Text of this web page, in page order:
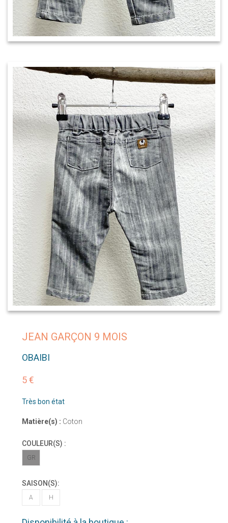
JEAN GARÇON 9 MOIS
OBAIBI
5 €
Très bon état
Matière(s) : Coton
COULEUR(S) :
GR
SAISON(S):
A H